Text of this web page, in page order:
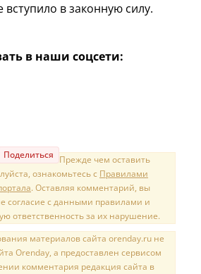
в законную силу.
в наши соцсети:
Поделиться Прежде чем оставить
ознакомьтесь с Правилами
. Оставляя комментарий, вы
согласие с данными правилами и
ответственность за их нарушение.
материалов сайта orenday.ru не
Orenday, а предоставлен сервисом
комментария редакция сайта в